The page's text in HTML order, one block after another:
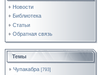
Новости
Библиотека
Статьи
Обратная связь
Темы
Чупакабра [793]